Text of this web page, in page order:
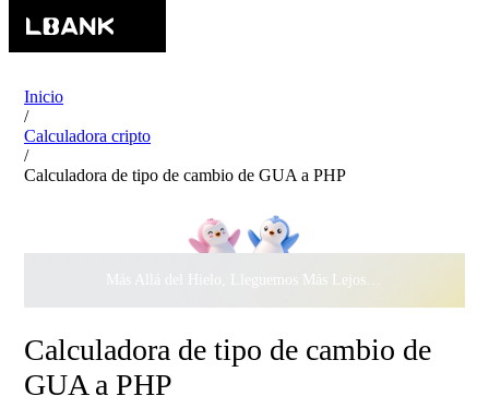
Inicio
/
Calculadora cripto
/
Calculadora de tipo de cambio de GUA a PHP
Más Allá del Hielo, Lleguemos Más Lejos Juntos ·
Calculadora de tipo de cambio de
GUA a PHP